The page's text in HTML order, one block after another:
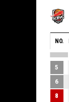
NO.
5
6
8